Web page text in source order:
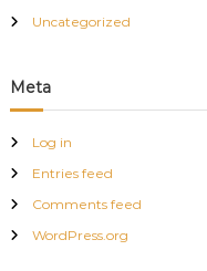
Uncategorized
Meta
Log in
Entries feed
Comments feed
WordPress.org